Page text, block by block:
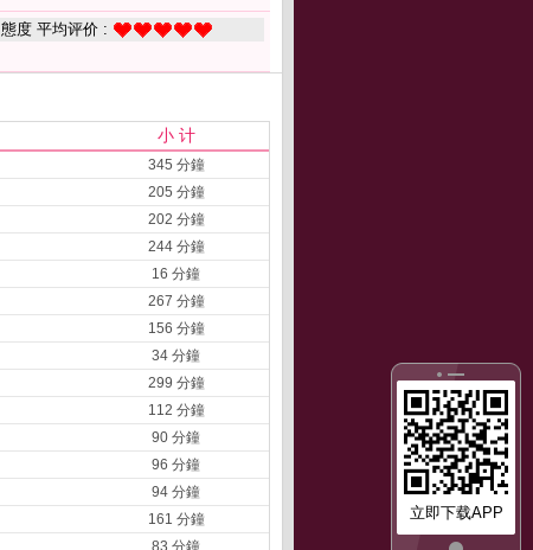
立即下载APP
態度 平均评价 :
小 计
345 分鐘
205 分鐘
202 分鐘
244 分鐘
16 分鐘
267 分鐘
156 分鐘
34 分鐘
299 分鐘
112 分鐘
90 分鐘
96 分鐘
94 分鐘
161 分鐘
83 分鐘